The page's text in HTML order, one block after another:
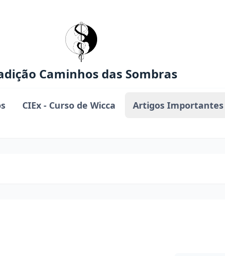
Caminhos das Sombras
CIEx - Curso de Wicca Artigos Importantes